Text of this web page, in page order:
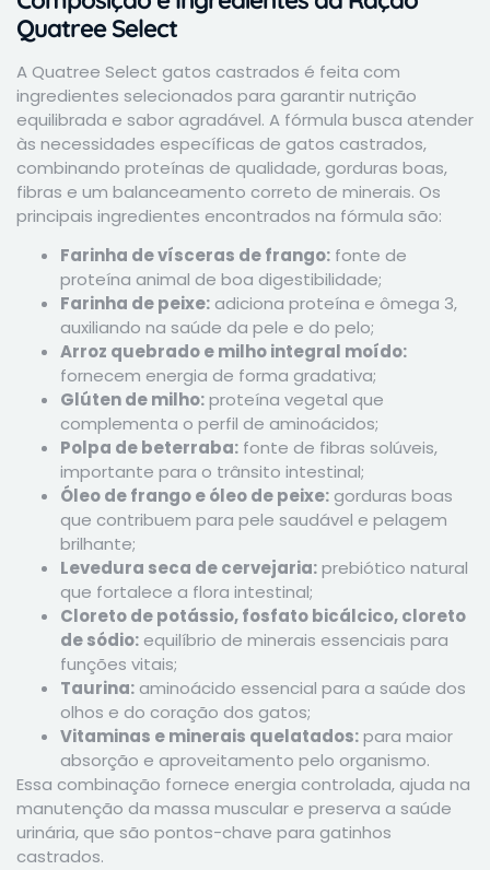
Quatree Select
A Quatree Select gatos castrados é feita com
ingredientes selecionados para garantir nutrição
equilibrada e sabor agradável. A fórmula busca atender
às necessidades específicas de gatos castrados,
combinando proteínas de qualidade, gorduras boas,
fibras e um balanceamento correto de minerais. Os
principais ingredientes encontrados na fórmula são:
Farinha de vísceras de frango: fonte de
proteína animal de boa digestibilidade;
Farinha de peixe: adiciona proteína e ômega 3,
auxiliando na saúde da pele e do pelo;
Arroz quebrado e milho integral moído:
fornecem energia de forma gradativa;
Glúten de milho:proteína vegetal que
complementa o perfil de aminoácidos;
Polpa de beterraba: fonte de fibras solúveis,
importante para o trânsito intestinal;
Óleo de frango e óleo de peixe: gorduras boas
que contribuem para pele saudável e pelagem
brilhante;
Levedura seca de cervejaria:prebiótico natural
que fortalece a flora intestinal;
Cloreto de potássio, fosfato bicálcico, cloreto
de sódio: equilíbrio de minerais essenciais para
funções vitais;
Taurina: aminoácido essencial para a saúde dos
olhos e do coração dos gatos;
Vitaminas e minerais quelatados:para maior
absorção e aproveitamento pelo organismo.
Essa combinação fornece energia controlada, ajuda na
manutenção da massa muscular e preserva a saúde
urinária, que são pontos-chave para gatinhos
castrados.